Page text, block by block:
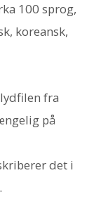
100 sprog,
koreansk,
fra
på
det i